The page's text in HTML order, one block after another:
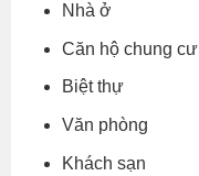
Nhà ở
Căn hộ chung cư
Biệt thự
Văn phòng
Khách sạn